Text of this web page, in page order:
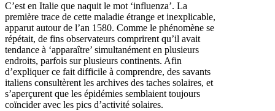
C’est en Italie que naquit le mot ‘influenza’. La
première trace de cette maladie étrange et inexplicable,
apparut autour de l’an 1580. Comme le phénomène se
répétait, de fins observateurs comprirent qu’il avait
tendance à ‘apparaître’ simultanément en plusieurs
endroits, parfois sur plusieurs continents. Afin
d’expliquer ce fait difficile à comprendre, des savants
italiens consultèrent les archives des taches solaires, et
s’aperçurent que les épidémies semblaient toujours
coïncider avec les pics d’activité solaires.